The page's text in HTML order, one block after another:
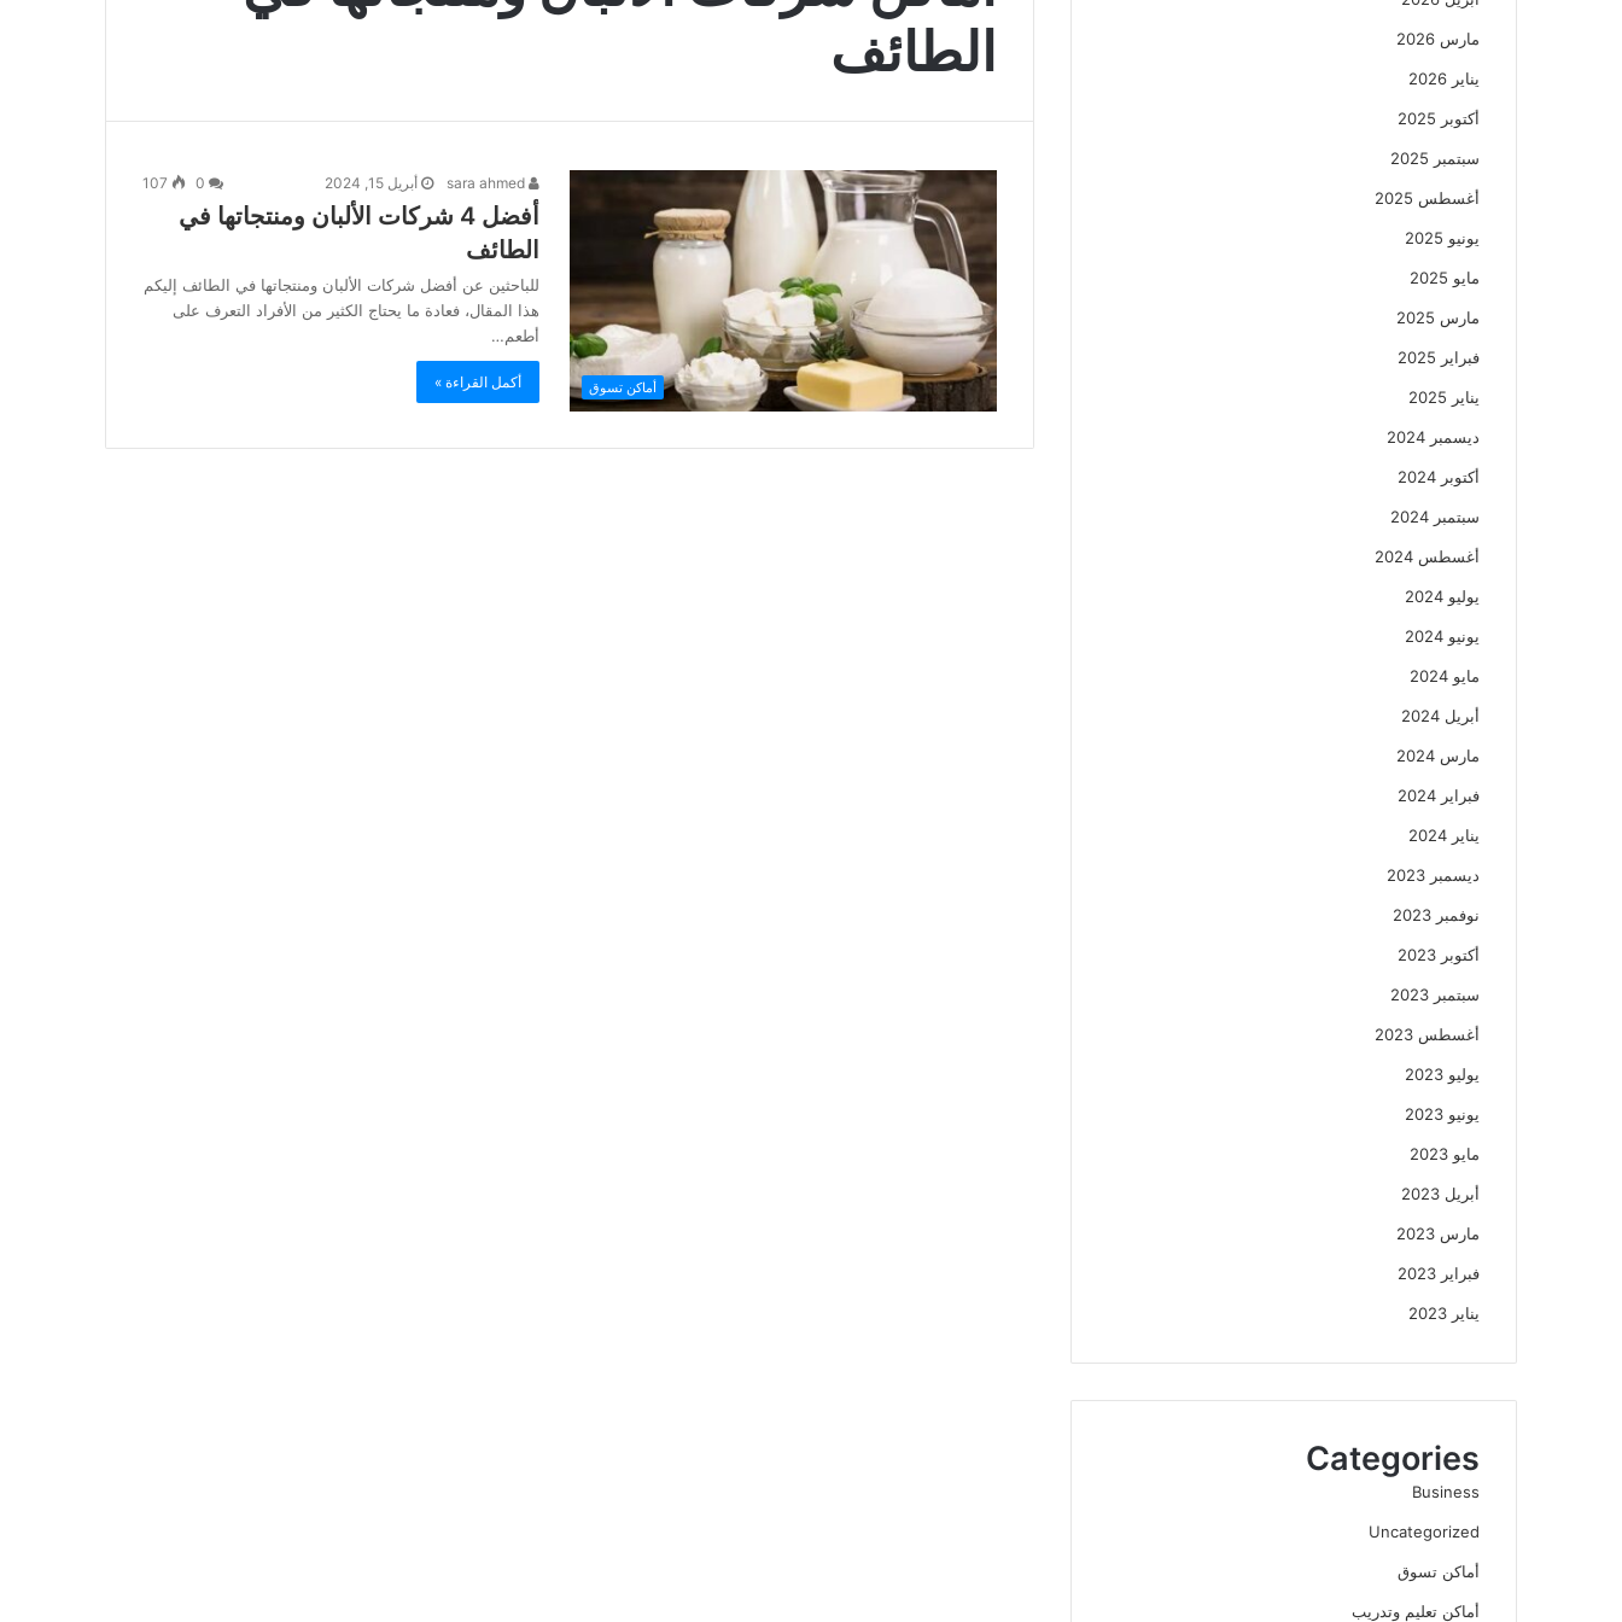
الطائف
أماكن تسوق
أبريل 15, 2024 107
أفضل 4 شركات الألبان ومنتجاتها في
الطائف
للباحثين عن أفضل شركات الألبان ومنتجاتها في الطائف إليكم
هذا المقال، فعادة ما يحتاج الكثير من الأفراد التعرف على
أطعم…
أكمل القراءة »
مارس 2026
يناير 2026
أكتوبر 2025
سبتمبر 2025
أغسطس 2025
يونيو 2025
مايو 2025
مارس 2025
فبراير 2025
يناير 2025
ديسمبر 2024
أكتوبر 2024
سبتمبر 2024
أغسطس 2024
يوليو 2024
يونيو 2024
مايو 2024
أبريل 2024
مارس 2024
فبراير 2024
يناير 2024
ديسمبر 2023
نوفمبر 2023
أكتوبر 2023
سبتمبر 2023
أغسطس 2023
يوليو 2023
يونيو 2023
مايو 2023
أبريل 2023
مارس 2023
فبراير 2023
يناير 2023
Categories
Business
Uncategorized
أماكن تسوق
أماكن تعليم وتدريب